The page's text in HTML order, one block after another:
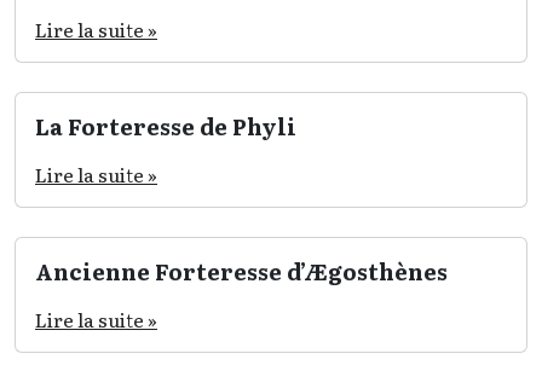
Lire la suite »
La Forteresse de Phyli
Lire la suite »
Ancienne Forteresse d’Ægosthènes
Lire la suite »